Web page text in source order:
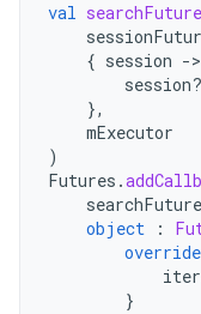
val searchFuture
{ session -
session
},
mExecutor
)
Futures .
searchFuture
object
:
override
}